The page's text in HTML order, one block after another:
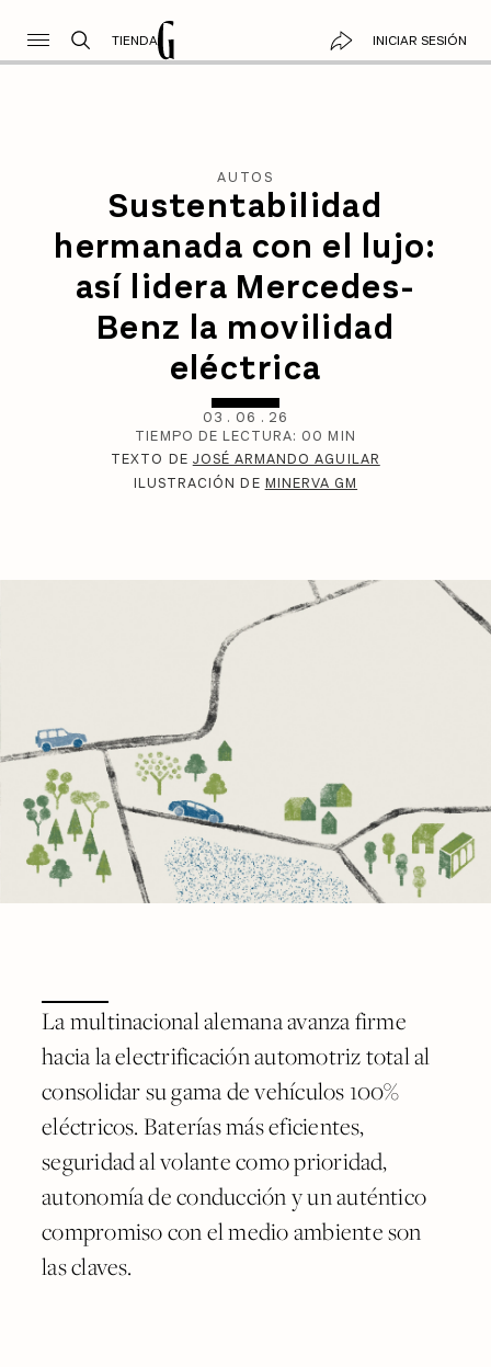
TIENDA INICIAR SESIÓN
AUTOS
Sustentabilidad
hermanada con el lujo:
así lidera Mercedes-
Benz la movilidad
eléctrica
03 . 06 . 26
TIEMPO DE LECTURA: 00 MIN
TEXTO DE JOSÉ ARMANDO AGUILAR
ILUSTRACIÓN DE MINERVA GM
La multinacional alemana avanza firme
hacia la electrificación automotriz total al
consolidar su gama de vehículos 100%
eléctricos. Baterías más eficientes,
seguridad al volante como prioridad,
autonomía de conducción y un auténtico
compromiso con el medio ambiente son
las claves.